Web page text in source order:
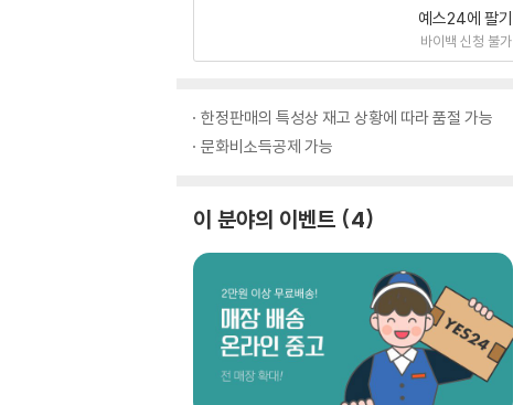
예스24에 팔기
바이백 신청 불가
한정판매의 특성상 재고 상황에 따라 품절 가능
문화비소득공제 가능
이 분야의 이벤트 4